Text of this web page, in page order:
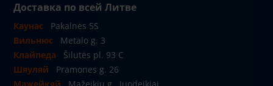
Доставка по всей Литве
Каунас
Pakalnės 5S
Вильнюс
Metalo g. 3
Клайпеда
Šilutės pl. 93 C
Шяуляй
Pramones g. 26